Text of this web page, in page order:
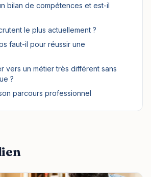
bilan de compétences et est-il
le plus actuellement ?
faut-il pour réussir une
vers un métier très différent sans
?
parcours professionnel